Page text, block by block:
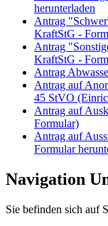
herunterladen
Antrag
KraftStG -
Antrag
KraftStG -
Antrag
Antrag auf
45 StVO
Antrag auf
Formular)
Antrag auf
Formular
Navigation
Sie befinden sich auf